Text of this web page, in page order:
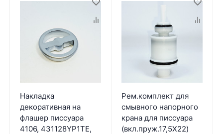
Накладка
декоративная на
флашер писсуара
4106, 431128YP1TE,
Рем.комплект для
смывного напорного
крана для писсуара
(вкл.пруж.17,5X22)